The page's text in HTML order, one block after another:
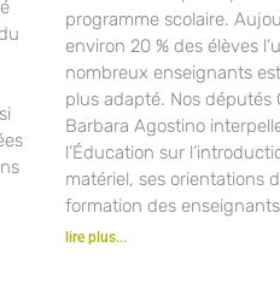
programme scolaire.
environ 20 % des élèves
nombreux enseignants
plus adapté. Nos députés
Barbara Agostino
l’Éducation sur
matériel, ses orientations
formation des
lire plus...